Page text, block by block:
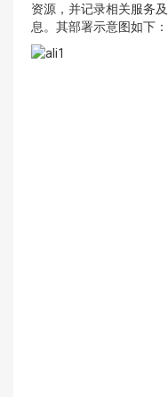
资源，并记录相关服务
息。其部署示意图如下：